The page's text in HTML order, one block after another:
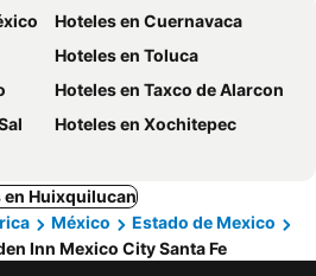
Hoteles en Cuernavaca
Hoteles en Toluca
Hoteles en Taxco de Alarcon
Hoteles en Xochitepec
Huixquilucan
México
Estado de Mexico
Inn Mexico City Santa Fe